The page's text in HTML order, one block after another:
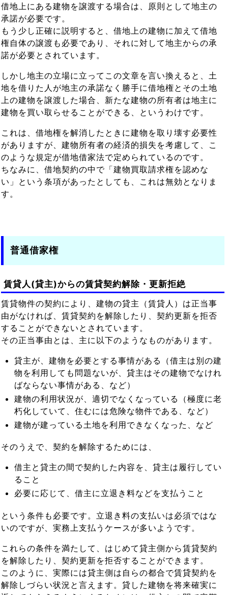
借地上にある建物を譲渡する場合は、原則として地主の
承諾が必要です。
もう少し正確に説明すると、借地上の建物に加えて借地
権自体の譲渡も必要であり、それに対して地主からの承
諾が必要とされています。
しかし地主の立場に立ってこの文章を言い換えると、土
地を借りた人が地主の承諾なく勝手に借地権とその土地
上の建物を譲渡した場合、新たな建物の所有者は地主に
建物を買い取らせることができる、というわけです。
これは、借地権を解消したときに建物を取り壊す必要性
がありますが、建物所有者の経済的損失を考慮して、こ
のような規定が借地借家法で定められているのです。
ちなみに、借地契約の中で「建物買取請求権を認めな
い」という条項があったとしても、これは無効となりま
す。
普通借家権
賃貸人(貸主)からの賃貸契約解除・更新拒絶
賃貸物件の契約により、建物の貸主（賃貸人）は正当事
由がなければ、賃貸契約を解除したり、契約更新を拒否
することができないとされています。
その正当事由とは、主に以下のようなものがあります。
貸主が、建物を必要とする事情がある（借主は別の建
物を利用しても問題ないが、貸主はその建物でなけれ
ばならない事情がある、など）
建物の利用状況が、適切でなくなっている（極度に老
朽化していて、住むには危険な物件である、など）
建物が建っている土地を利用できなくなった、など
そのうえで、契約を解除するためには、
借主と貸主の間で契約した内容を、貸主は履行してい
ること
必要に応じて、借主に立退き料などを支払うこと
という条件も必要です。立退き料の支払いは必須ではな
いのですが、実務上支払うケースが多いようです。
これらの条件を満たして、はじめて貸主側から賃貸契約
を解除したり、契約更新を拒否することができます。
このように、実際には貸主側は自らの都合で賃貸契約を
解除しづらい状況と言えます。貸した建物を将来確実に